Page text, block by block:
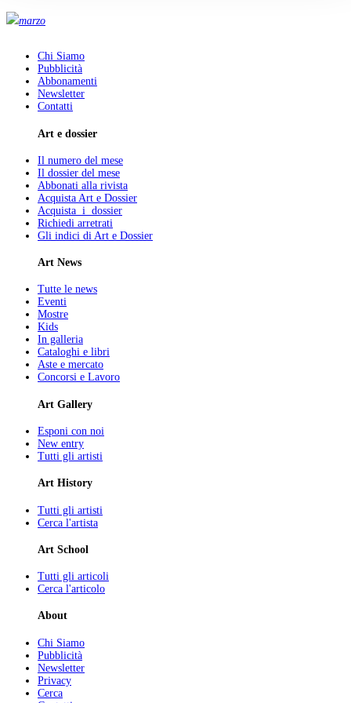
marzo
Chi Siamo
Pubblicità
Abbonamenti
Newsletter
Contatti
Art e dossier
Il numero del mese
Il dossier del mese
Abbonati alla rivista
Acquista Art e Dossier
Acquista i dossier
Richiedi arretrati
Gli indici di Art e Dossier
Art News
Tutte le news
Eventi
Mostre
Kids
In galleria
Cataloghi e libri
Aste e mercato
Concorsi e Lavoro
Art Gallery
Esponi con noi
New entry
Tutti gli artisti
Art History
Tutti gli artisti
Cerca l'artista
Art School
Tutti gli articoli
Cerca l'articolo
About
Chi Siamo
Pubblicità
Newsletter
Privacy
Cerca